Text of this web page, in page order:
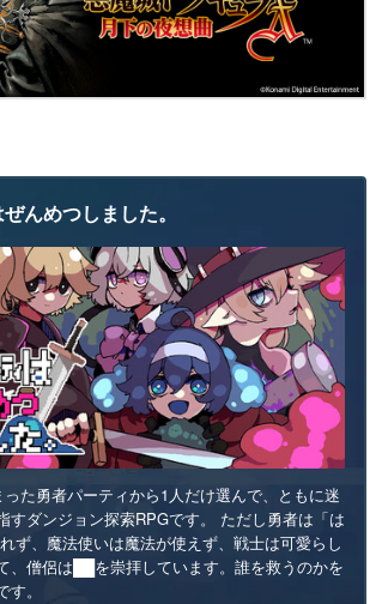
んめつしました。
った勇者パーティから1人だけ選んで、ともに迷
すダンジョン探索RPGです。 ただし勇者は「は
ず、魔法使いは魔法が使えず、戦士は可愛らし
、僧侶は██を崇拝しています。誰を救うのかを
。